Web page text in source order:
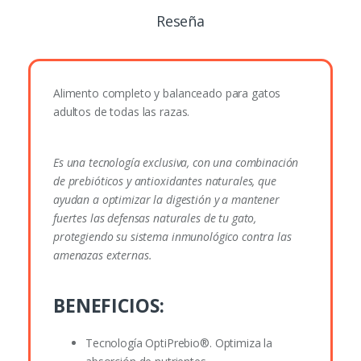
Reseña
Alimento completo y balanceado para gatos
adultos de todas las razas.
Es una tecnología exclusiva, con una combinación
de prebióticos y antioxidantes naturales, que
ayudan a optimizar la digestión y a mantener
fuertes las defensas naturales de tu gato,
protegiendo su sistema inmunológico contra las
amenazas externas.
BENEFICIOS:
Tecnología OptiPrebio®. Optimiza la